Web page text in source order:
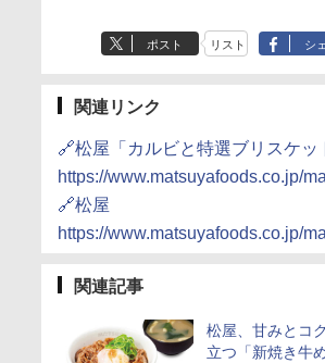
ポスト リスト シ
関連リンク
🔗松屋「カルビと特選ブリスケ
https://www.matsuyafoods.co.jp/
🔗松屋
https://www.matsuyafoods.co.jp/
関連記事
松屋、甘みとコ
立つ「新焼き牛